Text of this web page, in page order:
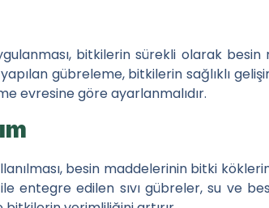
bitkilerin sürekli olarak
gübreleme, bitkilerin sağlıklı
evresine göre ayarlanmalıdır.
besin maddelerinin bitki
edilen sıvı gübreler, su ve